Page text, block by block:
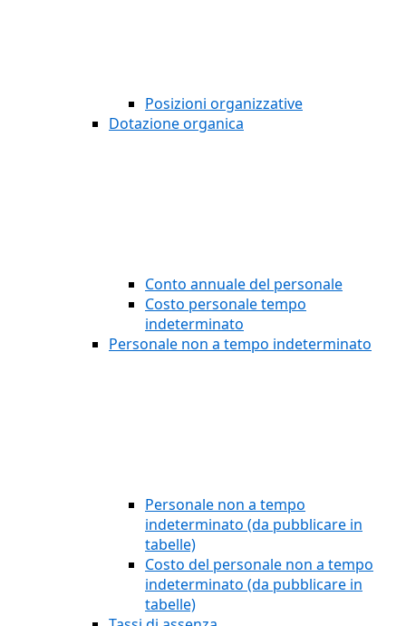
Posizioni organizzative
Dotazione organica
Conto annuale del personale
Costo personale tempo
indeterminato
Personale non a tempo indeterminato
Personale non a tempo
indeterminato (da pubblicare in
tabelle)
Costo del personale non a tempo
indeterminato (da pubblicare in
tabelle)